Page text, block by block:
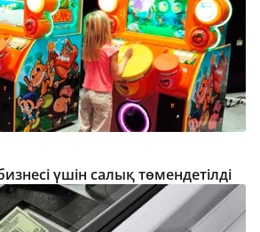
үшін салық төмендетілді